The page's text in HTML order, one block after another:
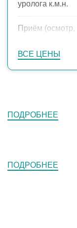
ВСЕ ЦЕНЫ
уролога к.м.н.
Приём (осмотр,
ПОДРОБНЕЕ
ПОДРОБНЕЕ